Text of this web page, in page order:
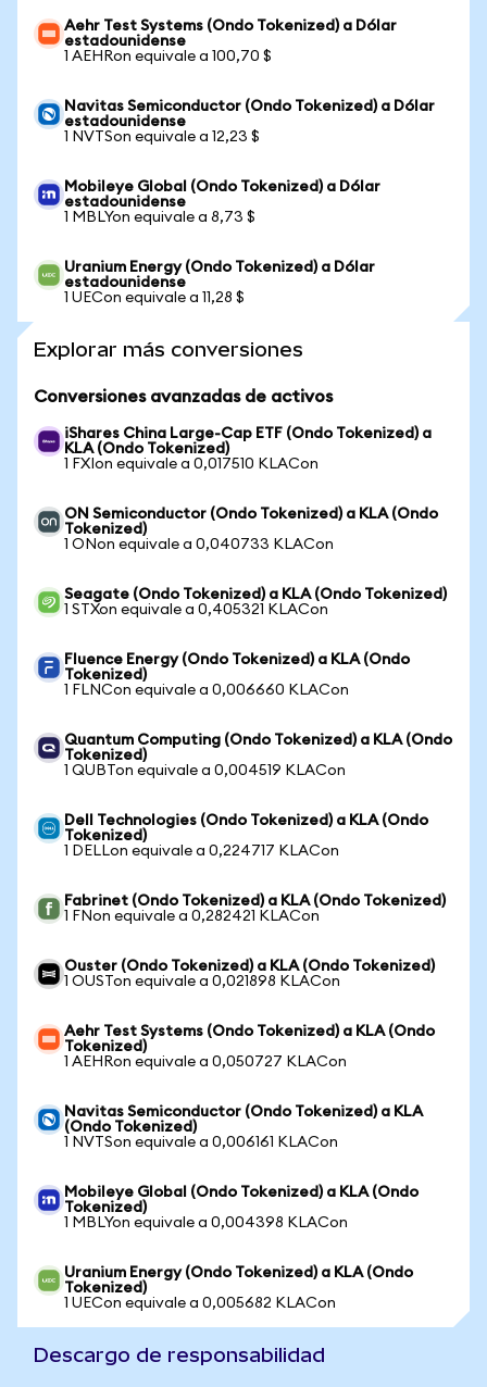
Aehr Test Systems (Ondo Tokenized) a Dólar
estadounidense
1 AEHRon equivale a 100,70 $
Navitas Semiconductor (Ondo Tokenized) a Dólar
estadounidense
1 NVTSon equivale a 12,23 $
Mobileye Global (Ondo Tokenized) a Dólar
estadounidense
1 MBLYon equivale a 8,73 $
Uranium Energy (Ondo Tokenized) a Dólar
estadounidense
1 UECon equivale a 11,28 $
Explorar más conversiones
Conversiones avanzadas de activos
iShares China Large-Cap ETF (Ondo Tokenized) a
KLA (Ondo Tokenized)
1 FXIon equivale a 0,017510 KLACon
ON Semiconductor (Ondo Tokenized) a KLA (Ondo
Tokenized)
1 ONon equivale a 0,040733 KLACon
Seagate (Ondo Tokenized) a KLA (Ondo Tokenized)
1 STXon equivale a 0,405321 KLACon
Fluence Energy (Ondo Tokenized) a KLA (Ondo
Tokenized)
1 FLNCon equivale a 0,006660 KLACon
Quantum Computing (Ondo Tokenized) a KLA (Ondo
Tokenized)
1 QUBTon equivale a 0,004519 KLACon
Dell Technologies (Ondo Tokenized) a KLA (Ondo
Tokenized)
1 DELLon equivale a 0,224717 KLACon
Fabrinet (Ondo Tokenized) a KLA (Ondo Tokenized)
1 FNon equivale a 0,282421 KLACon
Ouster (Ondo Tokenized) a KLA (Ondo Tokenized)
1 OUSTon equivale a 0,021898 KLACon
Aehr Test Systems (Ondo Tokenized) a KLA (Ondo
Tokenized)
1 AEHRon equivale a 0,050727 KLACon
Navitas Semiconductor (Ondo Tokenized) a KLA
(Ondo Tokenized)
1 NVTSon equivale a 0,006161 KLACon
Mobileye Global (Ondo Tokenized) a KLA (Ondo
Tokenized)
1 MBLYon equivale a 0,004398 KLACon
Uranium Energy (Ondo Tokenized) a KLA (Ondo
Tokenized)
1 UECon equivale a 0,005682 KLACon
Descargo de responsabilidad